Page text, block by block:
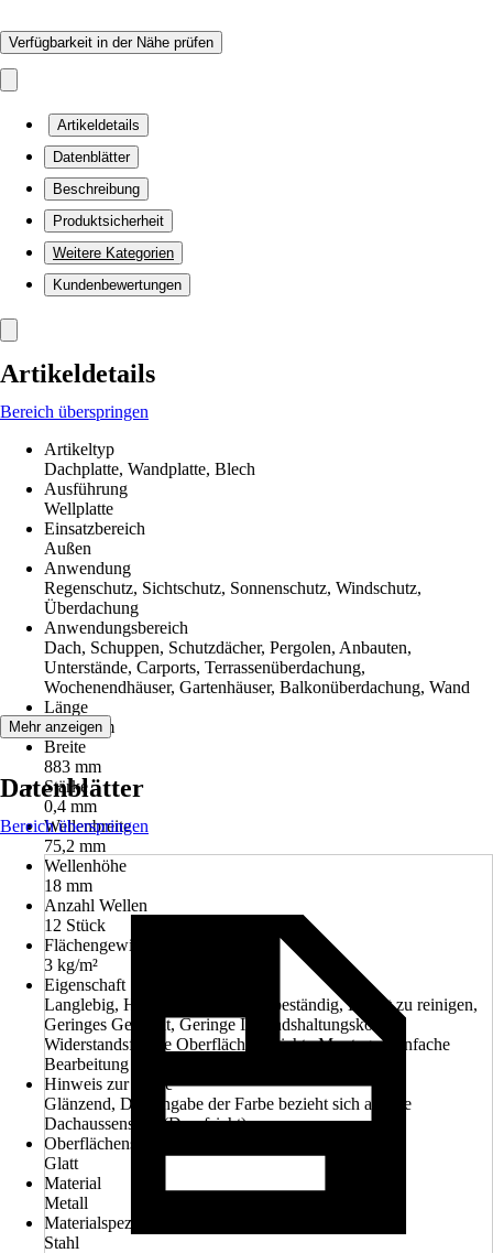
Verfügbarkeit in der Nähe prüfen
Artikeldetails
Datenblätter
Beschreibung
Produktsicherheit
Weitere Kategorien
Kundenbewertungen
Artikeldetails
Bereich überspringen
Artikeltyp
Dachplatte, Wandplatte, Blech
Ausführung
Wellplatte
Einsatzbereich
Außen
Anwendung
Regenschutz, Sichtschutz, Sonnenschutz, Windschutz,
Überdachung
Anwendungsbereich
Dach, Schuppen, Schutzdächer, Pergolen, Anbauten,
Unterstände, Carports, Terrassenüberdachung,
Wochenendhäuser, Gartenhäuser, Balkonüberdachung, Wand
Länge
1 200 mm
Breite
883 mm
Stärke
0,4 mm
Wellenbreite
75,2 mm
Wellenhöhe
18 mm
Anzahl Wellen
12 Stück
Flächengewicht
3 kg/m²
Eigenschaft
Langlebig, Hagelfest, Witterungsbeständig, Leicht zu reinigen,
Geringes Gewicht, Geringe Instandshaltungskosten,
Widerstandsfähige Oberfläche, Leichte Montage, Einfache
Bearbeitung
Hinweis zur Farbe
Glänzend, Die Angabe der Farbe bezieht sich auf die
Dachaussenseite (Draufsicht)
Oberflächenstruktur
Glatt
Material
Metall
Materialspezifizierung
Stahl
Mehr anzeigen
Datenblätter
Bereich überspringen